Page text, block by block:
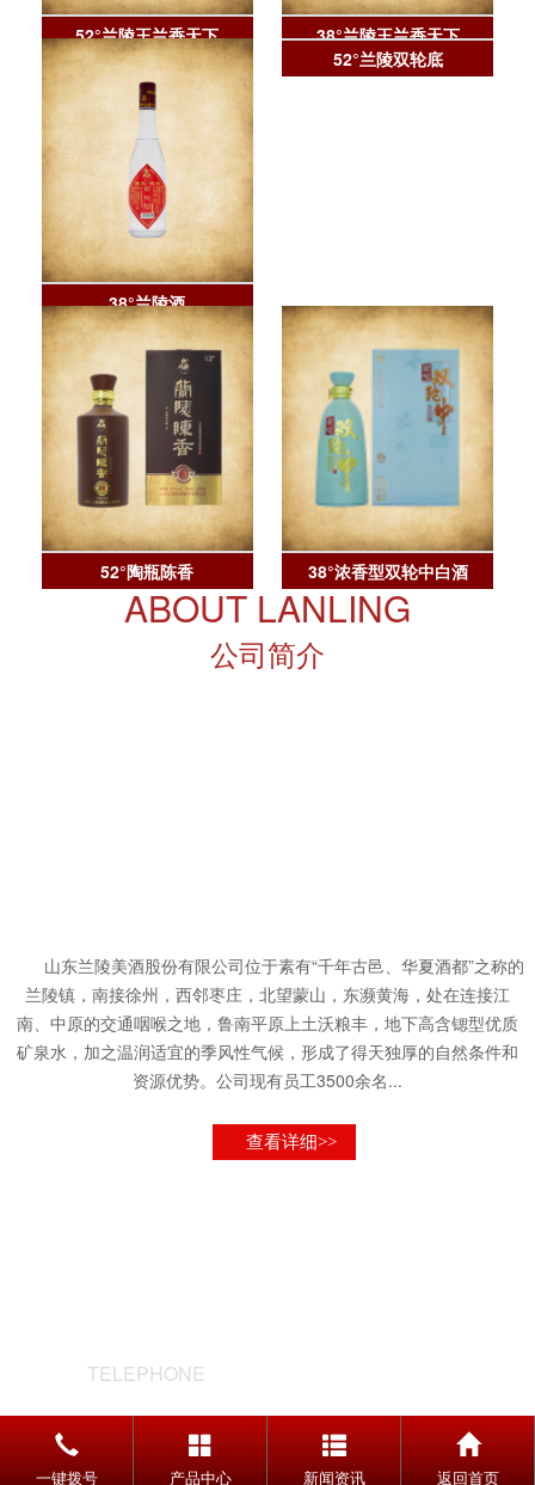
52°兰陵王兰香天下 38°兰陵王兰香天下
38°兰陵酒 52°兰陵双轮底
52°陶瓶陈香 38°浓香型双轮中白酒
ABOUT LANLING
公司简介
山东兰陵美酒股份有限公司位于素有“千年古邑、华夏酒都”之称的
兰陵镇，南接徐州，西邻枣庄，北望蒙山，东濒黄海，处在连接江
南、中原的交通咽喉之地，鲁南平原上土沃粮丰，地下高含锶型优质
矿泉水，加之温润适宜的季风性气候，形成了得天独厚的自然条件和
资源优势。公司现有员工3500余名...
查看详细>>
TELEPHONE
0539-5588998
厂址：山东省兰陵县兰陵镇 邮编：
一键拨号 产品中心 新闻资讯 返回首页